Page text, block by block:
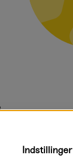
Indstillinger